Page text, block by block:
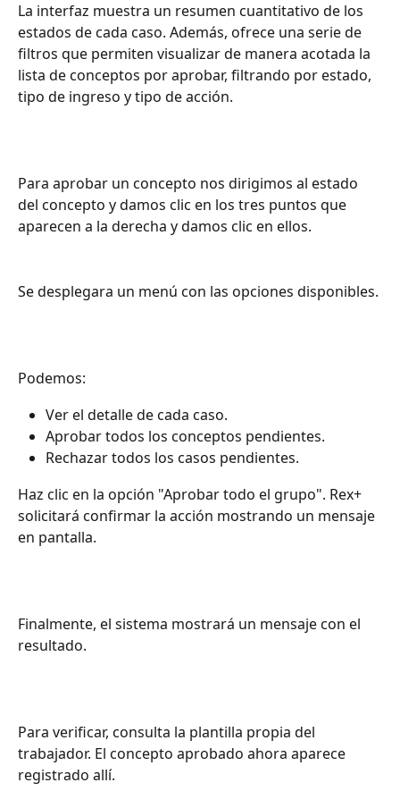
La interfaz muestra un resumen cuantitativo de los
estados de cada caso. Además, ofrece una serie de
filtros que permiten visualizar de manera acotada la
lista de conceptos por aprobar, filtrando por estado,
tipo de ingreso y tipo de acción.
Para aprobar un concepto nos dirigimos al estado
del concepto y damos clic en los tres puntos que
aparecen a la derecha y damos clic en ellos.
Se desplegara un menú con las opciones disponibles.
Podemos:
Ver el detalle de cada caso.
Aprobar todos los conceptos pendientes.
Rechazar todos los casos pendientes.
Haz clic en la opción "Aprobar todo el grupo". Rex+
solicitará confirmar la acción mostrando un mensaje
en pantalla.
Finalmente, el sistema mostrará un mensaje con el
resultado.
Para verificar, consulta la plantilla propia del
trabajador. El concepto aprobado ahora aparece
registrado allí.